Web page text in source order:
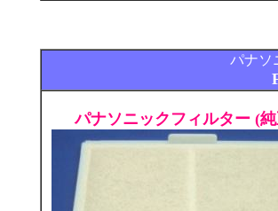
パナ
パナソニックフィルター (